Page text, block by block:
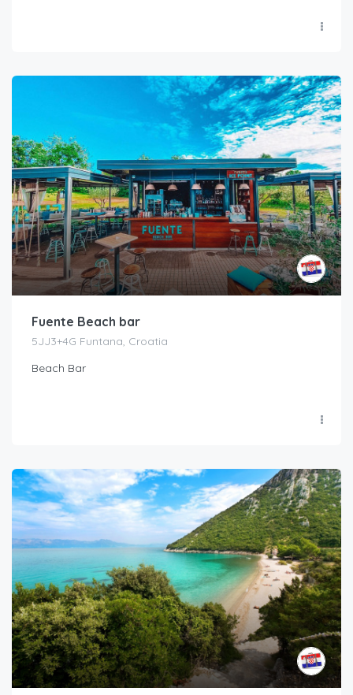
Fuente Beach bar
5JJ3+4G Funtana, Croatia
Beach Bar